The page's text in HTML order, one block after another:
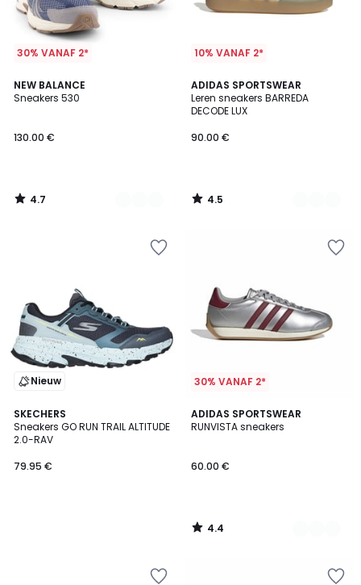
30% VANAF 2*
NEW BALANCE
Sneakers 530
130.00 €
4.7
/ 5
3
Kleuren
4.7
/
10% VANAF 2*
ADIDAS SPORTSWEAR
Leren sneakers BARREDA
DECODE LUX
90.00 €
4.5
/ 5
2
Kleuren
4.5
/
Nieuw
SKECHERS
Sneakers GO RUN TRAIL ALTITUDE
2.0-RAV
79.95 €
30% VANAF 2*
ADIDAS SPORTSWEAR
RUNVISTA sneakers
60.00 €
4.4
/ 5
2
Kleuren
4.4
/